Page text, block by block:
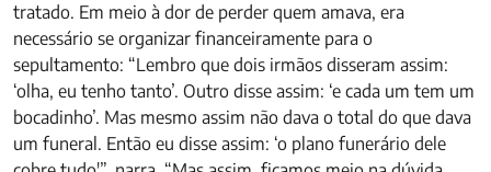
tratado. Em meio à dor de perder quem amava, era
necessário se organizar financeiramente para o
sepultamento: “Lembro que dois irmãos disseram assim:
‘olha, eu tenho tanto’. Outro disse assim: ‘e cada um tem um
bocadinho’. Mas mesmo assim não dava o total do que dava
um funeral. Então eu disse assim: ‘o plano funerário dele